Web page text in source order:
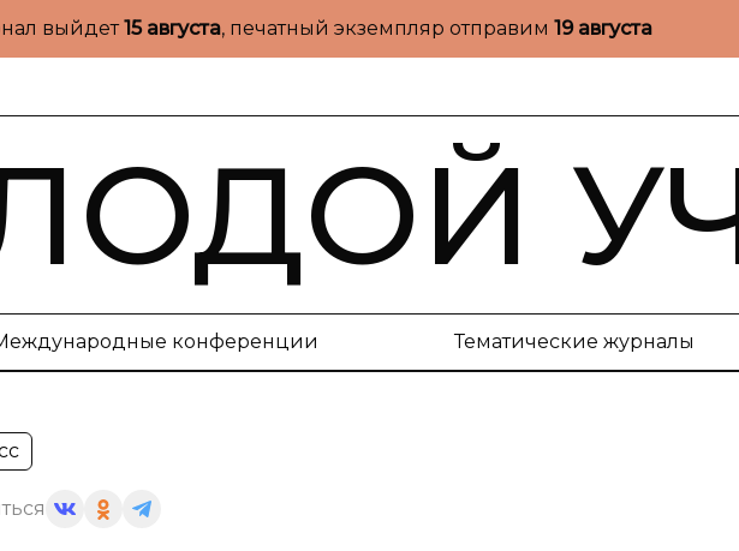
выйдет15 августа, печатный экземпляр отправим 19 августа
конференции Тематические журналы